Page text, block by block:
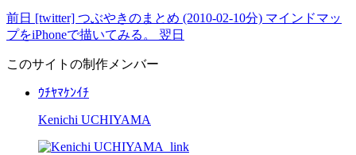
前日 [twitter] つぶやきのまとめ (2010-02-10分) マインドマッ
プをiPhoneで描いてみる。 翌日
このサイトの制作メンバー
ｳﾁﾔﾏｹﾝｲﾁ
Kenichi UCHIYAMA